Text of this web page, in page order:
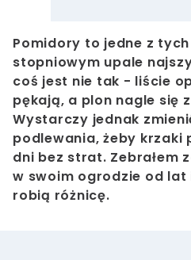
Pomidory to jedne z
stopniowym upale
coś jest nie tak - liście
pękają, a plon nagle się
Wystarczy jednak
podlewania, żeby krzaki
dni bez strat. Zebrałem
w swoim ogrodzie od
robią różnicę.